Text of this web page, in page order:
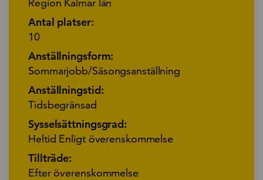
Antal platser:
10
Anställningsform:
Sommarjobb/Säsongsanställning
Anställningstid:
Tidsbegränsad
Sysselsättningsgrad:
Heltid Enligt överenskommelse
Tillträde:
Efter överenskommelse